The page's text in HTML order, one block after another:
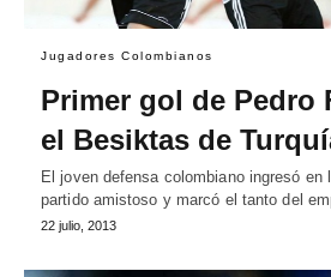
Jugadores Colombianos
Primer gol de Pedro
el Besiktas de
El joven defensa colombiano ingresó en
partido amistoso y marcó el tanto del
22 julio, 2013